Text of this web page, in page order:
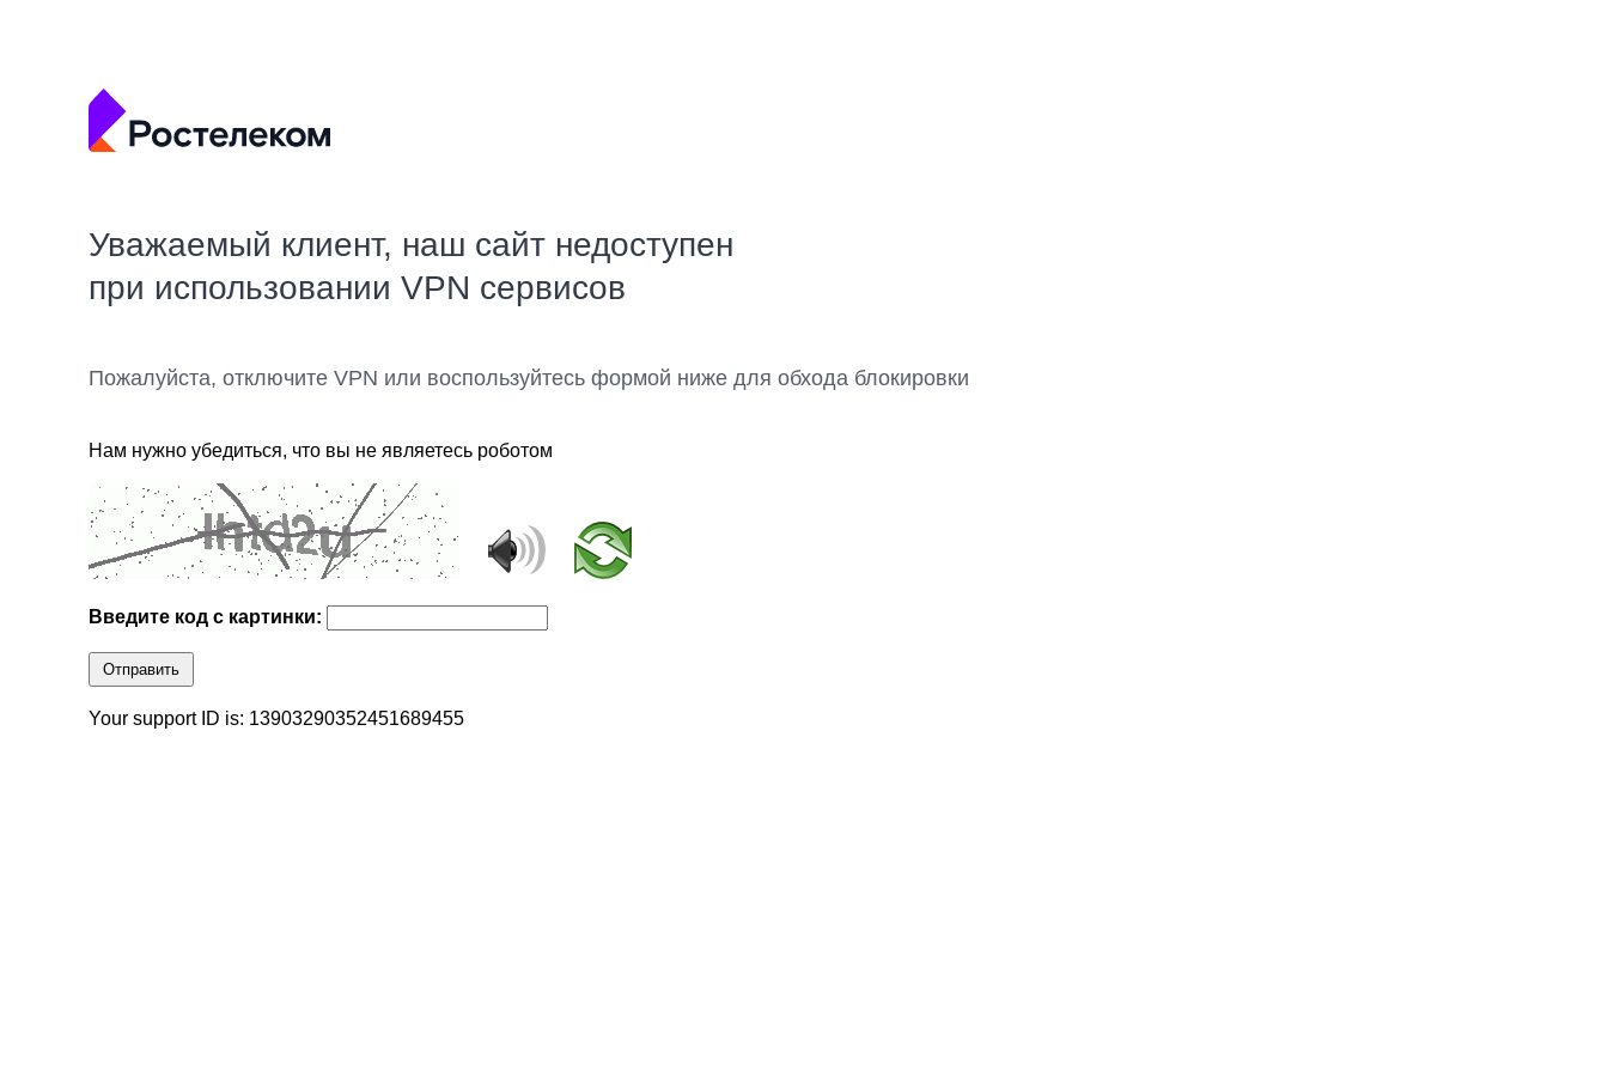
Уважаемый клиент, наш сайт недоступен
при использовании VPN сервисов
Пожалуйста, отключите VPN или воспользуйтесь формой ниже для обхода блокировки
Нам нужно убедиться, что вы не являетесь роботом
Введите код с картинки:
Отправить
Your support ID is: 13903290352451689455